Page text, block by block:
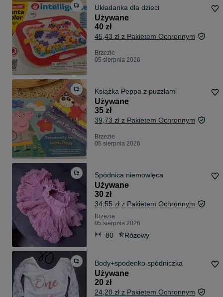
Układanka dla dzieci
Używane
40 zł
45,43 zł z Pakietem Ochronnym
Brzezie
05 sierpnia 2026
Książka Peppa z puzzlami
Używane
35 zł
39,73 zł z Pakietem Ochronnym
Brzezie
05 sierpnia 2026
Spódnica niemowlęca
Używane
30 zł
34,55 zł z Pakietem Ochronnym
Brzezie
05 sierpnia 2026
80 Różowy
Body+spodenko spódniczka
Używane
20 zł
24,20 zł z Pakietem Ochronnym